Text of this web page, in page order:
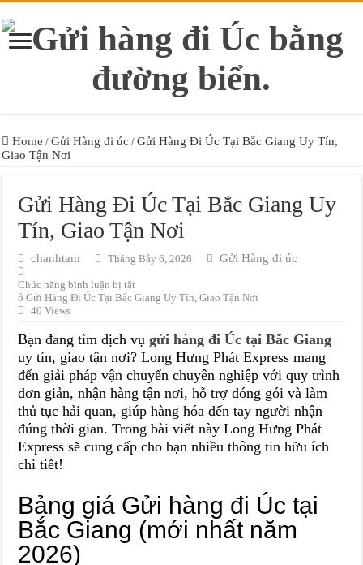
Home / Gửi Hàng đi úc / Gửi Hàng Đi Úc Tại Bắc Giang Uy Tín,
Giao Tận Nơi
Gửi Hàng Đi Úc Tại Bắc Giang Uy
Tín, Giao Tận Nơi
chanhtam Tháng Bảy 6, 2026 Gửi Hàng đi úc
Chức năng bình luận bị tắt
ở Gửi Hàng Đi Úc Tại Bắc Giang Uy Tín, Giao Tận Nơi
40 Views
Bạn đang tìm dịch vụ gửi hàng đi Úc tại Bắc Giang
uy tín, giao tận nơi? Long Hưng Phát Express mang
đến giải pháp vận chuyển chuyên nghiệp với quy trình
đơn giản, nhận hàng tận nơi, hỗ trợ đóng gói và làm
thủ tục hải quan, giúp hàng hóa đến tay người nhận
đúng thời gian. Trong bài viết này Long Hưng Phát
Express sẽ cung cấp cho bạn nhiều thông tin hữu ích
chi tiết!
Bảng giá Gửi hàng đi Úc tại
Bắc Giang (mới nhất năm
2026)